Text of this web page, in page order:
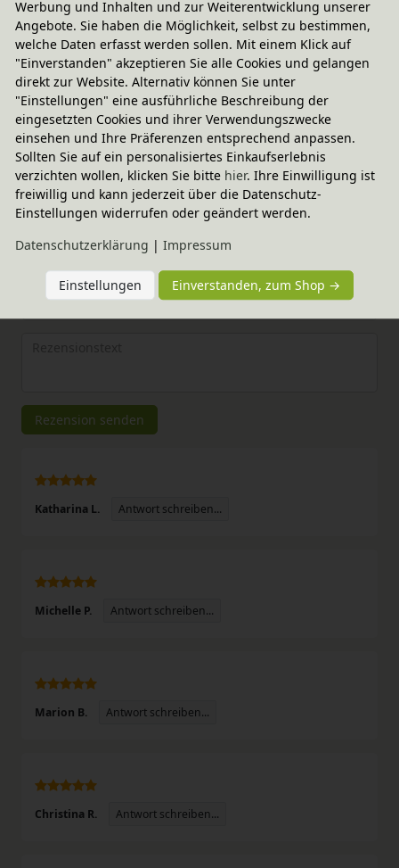
Elternerfahrungen
5.00 / 5
Bewertungssterne
5
von
5
4
von
5
Bewertungssternen
3
von
5
Bewertungssternen
2
von
5
Bewertungssternen
1
von
5
Bewertungssternen
Anzeigename
(optional)
Platzhalter
Rezensionstext
Rezension senden
Katharina L. Antwort schreiben...
Michelle P. Antwort schreiben...
Marion B. Antwort schreiben...
Christina R. Antwort schreiben...
Werbung und Inhalten und zur Weiterentwicklung unserer
Angebote. Sie haben die Möglichkeit, selbst zu bestimmen,
welche Daten erfasst werden sollen. Mit einem Klick auf
"Einverstanden" akzeptieren Sie alle Cookies und gelangen
direkt zur Website. Alternativ können Sie unter
"Einstellungen" eine ausführliche Beschreibung der
eingesetzten Cookies und ihrer Verwendungszwecke
einsehen und Ihre Präferenzen entsprechend anpassen.
Sollten Sie auf ein personalisiertes Einkaufserlebnis
verzichten wollen, klicken Sie bitte hier. Ihre Einwilligung ist
freiwillig und kann jederzeit über die Datenschutz-
Einstellungen widerrufen oder geändert werden.
Daten­schutz­erklärung | Impressum
Einstellungen Einverstanden, zum Shop →